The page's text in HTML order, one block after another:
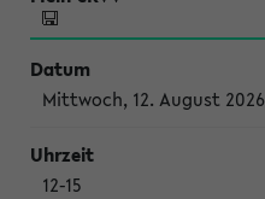
Mittwoch, 12. August 2026
12-15